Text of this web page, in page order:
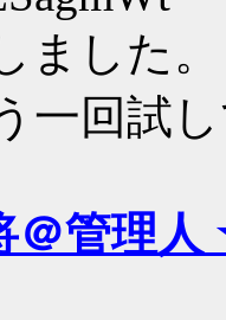
ました。
一回試
＠管理